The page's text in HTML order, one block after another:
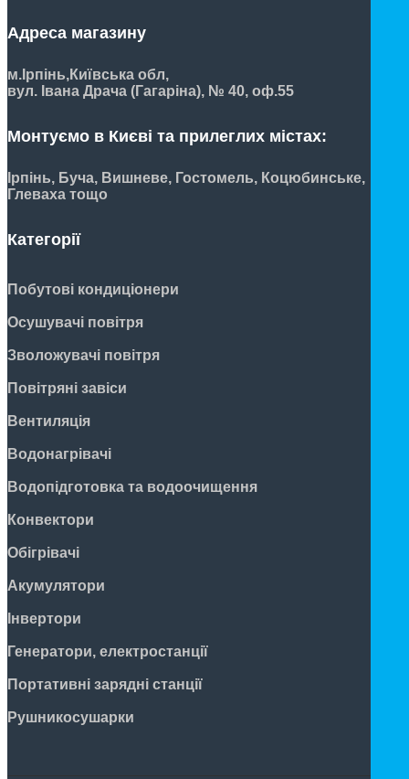
Адреса магазину
м.Ірпінь,Київська обл,
вул. Івана Драча (Гагаріна), № 40, оф.55
Монтуємо в Києві та прилеглих містах:
Ірпінь, Буча, Вишневе, Гостомель, Коцюбинське,
Глеваха тощо
Категорії
Побутові кондиціонери
Осушувачі повітря
Зволожувачі повітря
Повітряні завіси
Вентиляція
Водонагрівачі
Водопідготовка та водоочищення
Конвектори
Обігрівачі
Акумулятори
Інвертори
Генератори, електростанції
Портативні зарядні станції
Рушникосушарки